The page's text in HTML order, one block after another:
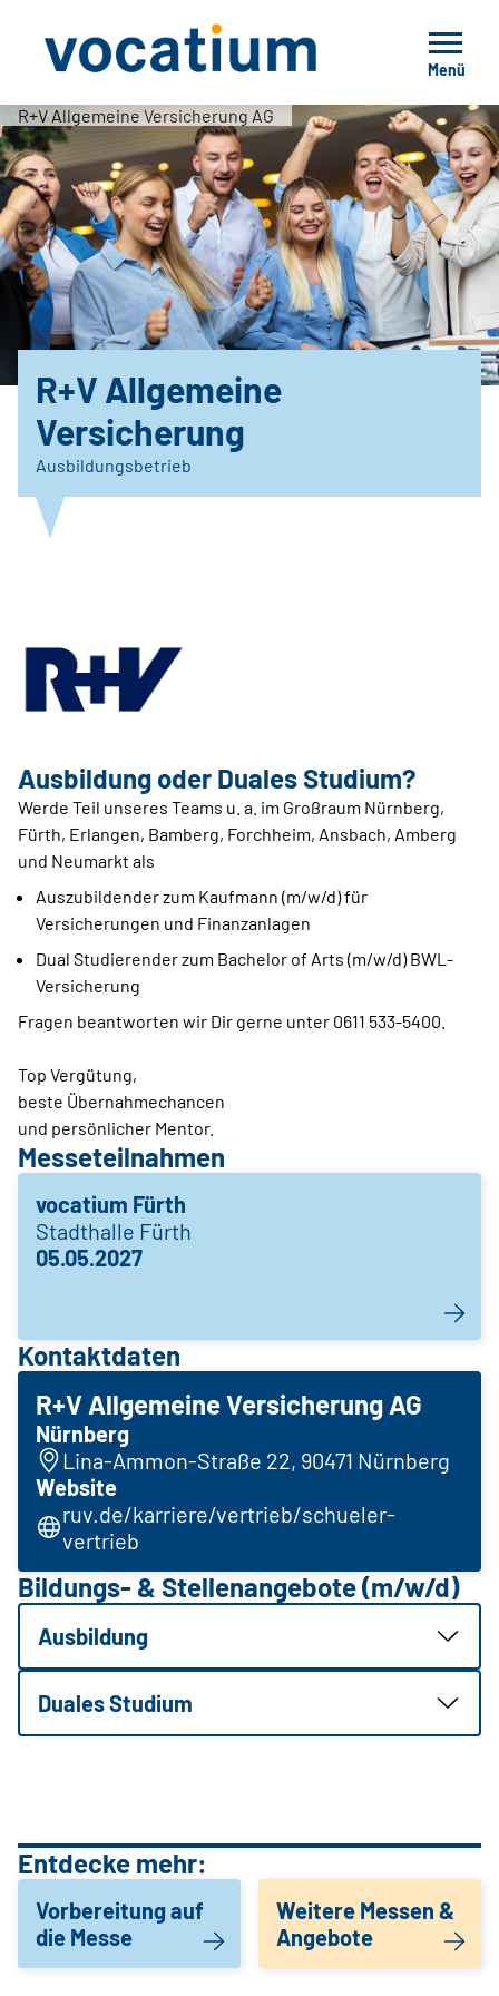
Menü
R+V Allgemeine Versicherung AG
R+V Allgemeine
Versicherung
Ausbildungsbetrieb
Ausbildung oder Duales Studium?
Werde Teil unseres Teams u. a. im Großraum Nürnberg,
Fürth, Erlangen, Bamberg, Forchheim, Ansbach, Amberg
und Neumarkt als
Auszubildender zum Kaufmann (m/w/d) für
Versicherungen und Finanzanlagen
Dual Studierender zum Bachelor of Arts (m/w/d) BWL-
Versicherung
Fragen beantworten wir Dir gerne unter 0611 533-5400.
Top Vergütung,
beste Übernahmechancen
und persönlicher Mentor.
Messeteilnahmen
vocatium Fürth
Stadthalle Fürth
05.05.2027
Kontaktdaten
R+V Allgemeine Versicherung AG
Nürnberg
Lina-Ammon-Straße 22, 90471 Nürnberg
Website
ruv.de/karriere/vertrieb/schueler-
vertrieb
Bildungs- & Stellenangebote (m/w/d)
Ausbildung
Duales Studium
Entdecke mehr:
Vorbereitung auf
die Messe
Weitere Messen &
Angebote